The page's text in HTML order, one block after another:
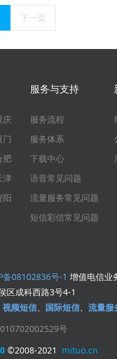
下一页
庆
门
肥
津
阳
服务与支持
服务流程
服务体系
下载中心
语音常见问题
流量服务常见问题
短信彩信常见问题
备08102836号-1 增值电信业
区成科西路3号4-1
视频短信、 国际短信、 流量服
号
©2008-2021 mituo.cn